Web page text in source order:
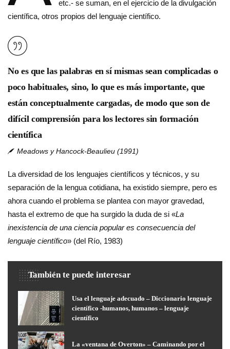
etc.- se suman, en el ejercicio de la divulga­ción
científica, otros propios del len­guaje científico.
No es que las palabras en sí mismas sean complicadas o
poco habituales, si­no, lo que es más importante, que
están conceptualmente cargadas, de modo que son de
difícil comprensión para los lectores sin formación
científica
Meadows y Hancock-Beaulieu (1991)
La diversidad de los lenguajes cientí­ficos y técnicos, y su
separación de la lengua cotidiana, ha existido siempre, pero es
ahora cuando el problema se plantea con mayor gravedad,
hasta el extremo de que ha surgido la duda de si «La
inexistencia de una ciencia popular es consecuencia del
lenguaje científico» (del Río, 1983)
También te puede interesar
Usa el lenguaje adecuado – Diccionario lenguaje
científico -humanos, humanos – lenguaje
científico
La «ventana de Overton» – Caminando por el